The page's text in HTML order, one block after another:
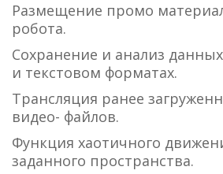
Размещение промо
робота.
Сохранение и анализ
и текстовом форматах.
Трансляция ранее
видео- файлов.
Функция хаотичного
заданного пространства.